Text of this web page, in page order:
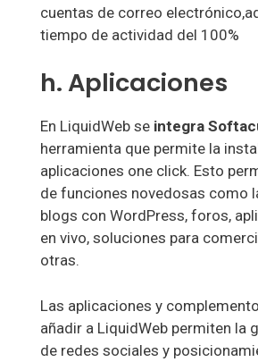
cuentas de correo
tiempo de actividad del 100%
h. Aplicaciones
En LiquidWeb se integra
herramienta que permite la
aplicaciones one click. Esto
de funciones novedosas como
blogs con WordPress, foros,
en vivo, soluciones para
otras.
Las aplicaciones y
añadir a LiquidWeb permiten la
de redes sociales y